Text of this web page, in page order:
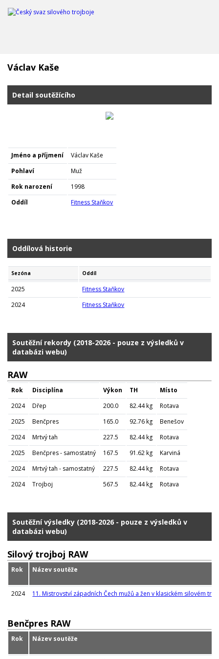
Václav Kaše
Detail soutěžícího
Jméno a příjmení
Václav Kaše
Pohlaví
Muž
Rok narození
1998
Oddíl
Fitness Staňkov
Oddílová historie
Sezóna Oddíl
2025
Fitness Staňkov
2024
Fitness Staňkov
Soutěžní rekordy (2018-2026 - pouze z výsledků v
databázi webu)
RAW
Rok Disciplína Výkon TH
Místo
2024
Dřep 200.0 82.44 kg
Rotava
2025
Benčpres 165.0 92.76 kg
Benešov
2024
Mrtvý tah 227.5 82.44 kg
Rotava
2025
Benčpres - samostatný 167.5 91.62 kg
Karviná
2024
Mrtvý tah - samostatný 227.5 82.44 kg
Rotava
2024
Trojboj 567.5 82.44 kg Rotava
Soutěžní výsledky (2018-2026 - pouze z výsledků v
databázi webu)
Silový trojboj RAW
Rok Název soutěže
2024 11. Mistrovství západních Čech mužů a žen v klasickém silovém
Benčpres RAW
Rok Název soutěže